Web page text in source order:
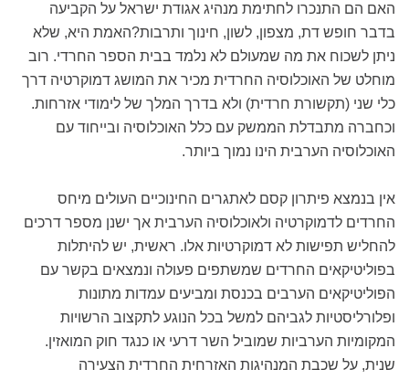
האם הם התנכרו לחתימת מנהיג אגודת ישראל על הקביעה
בדבר חופש דת, מצפון, לשון, חינוך ותרבות?האמת היא, שלא
ניתן לשכוח את מה שמעולם לא נלמד בבית הספר החרדי. רוב
מוחלט של האוכלוסיה החרדית מכיר את המושג דמוקרטיה דרך
כלי שני (תקשורת חרדית) ולא בדרך המלך של לימודי אזרחות.
וכחברה מתבדלת הממשק עם כלל האוכלוסיה ובייחוד עם
האוכלוסיה הערבית הינו נמוך ביותר.
אין בנמצא פיתרון קסם לאתגרים החינוכיים העולים מיחס
החרדים לדמוקרטיה ולאוכלוסיה הערבית אך ישנן מספר דרכים
להחליש תפישות לא דמוקרטיות אלו. ראשית, יש להיתלות
בפוליטיקאים החרדים שמשתפים פעולה ונמצאים בקשר עם
הפוליטיקאים הערבים בכנסת ומביעים עמדות מתונות
ופלורליסטיות לגביהם למשל בכל הנוגע לתקצוב הרשויות
המקומיות הערביות שמוביל השר דרעי או כנגד חוק המואזין.
שנית, על שכבת המנהיגות האזרחית החרדית הצעירה